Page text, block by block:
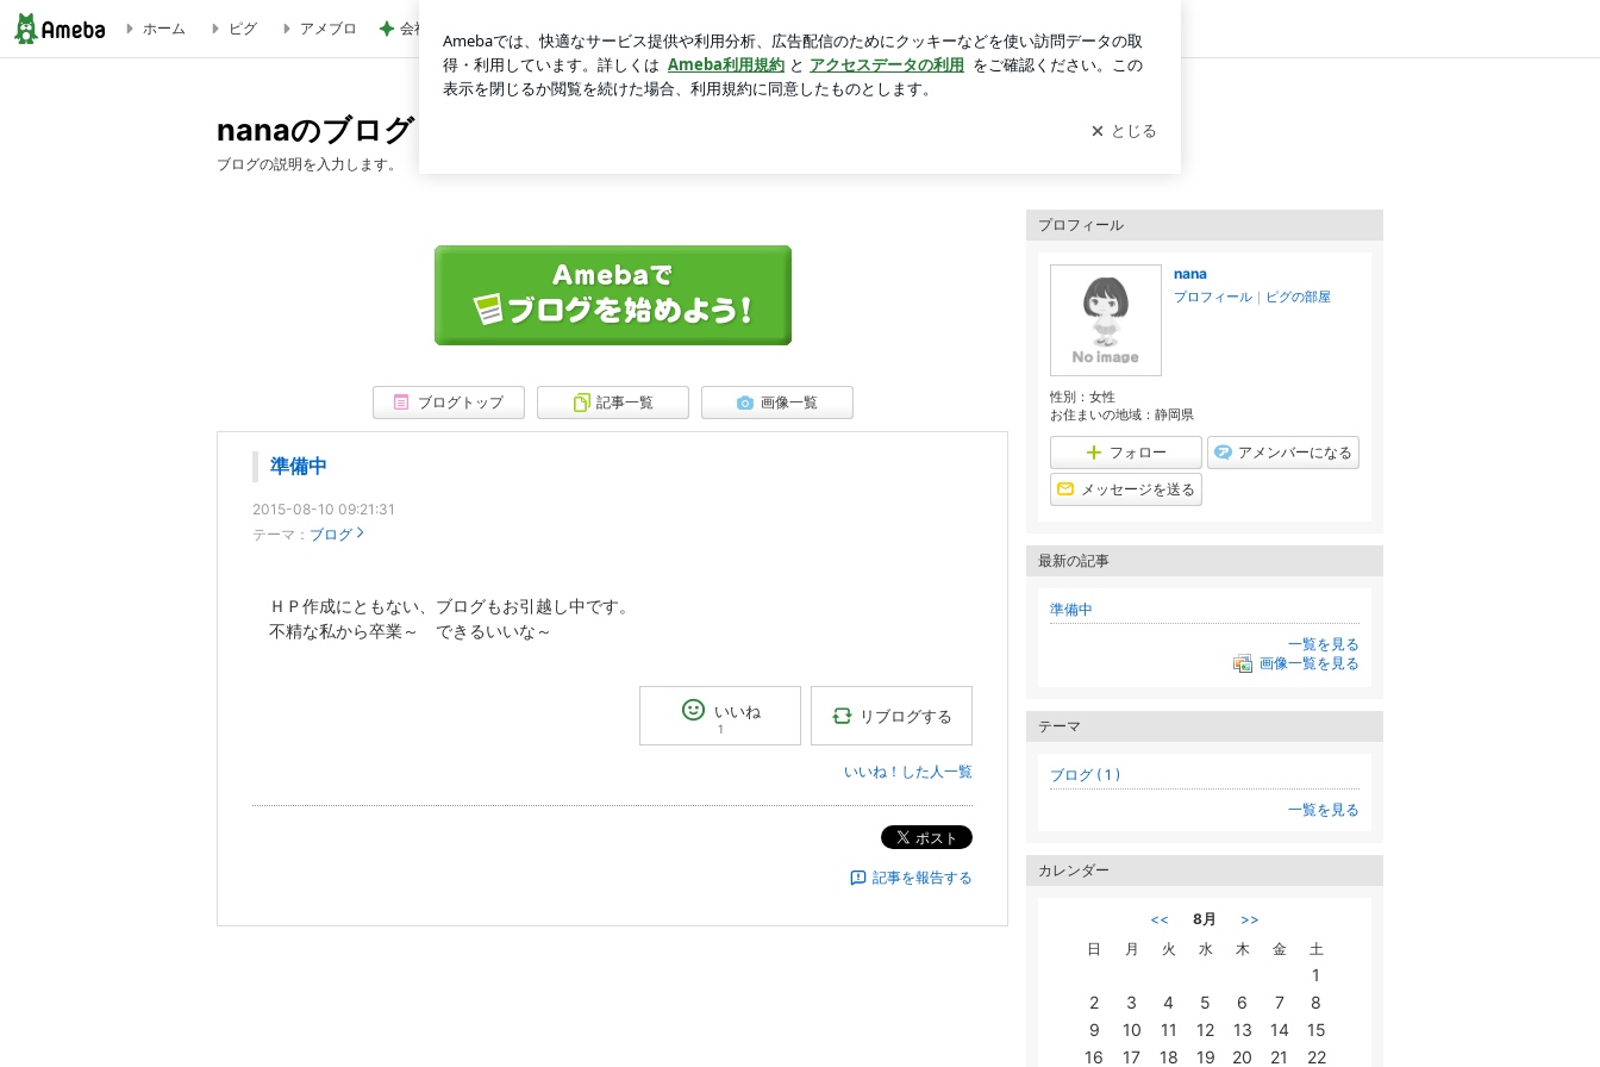
ホーム ピグ アメブロ 会社につけていける主役級ピアス ログイン
nanaのブログ
ブログの説明を入力します。
ブログトップ 記事一覧 画像一覧
準備中
2015-08-10 09:21:31
テーマ： ブログ
ＨＰ作成にともない、ブログもお引越し中です。
不精な私から卒業～ できるいいな～
いいね
1
リブログする
いいね！した人一覧
ポスト
記事を報告する
プロフィール
nana
プロフィール ｜ ピグの部屋
性別： 女性
お住まいの地域： 静岡県
フォロー アメンバーになる
メッセージを送る
最新の記事
準備中
一覧を見る
画像一覧を見る
テーマ
ブログ ( 1 )
一覧を見る
カレンダー
<< 8月
>>
日
月 火 水 木 金 土
1
2
3 4 5 6 7
8
9
10 11 12 13 14
15
16
17 18 19 20 21
22